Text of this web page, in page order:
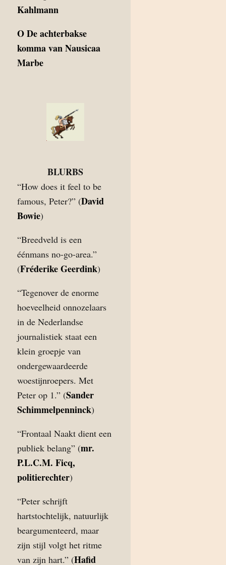
Kahlmann
ODe achterbakse
komma van Nausicaa
Marbe
BLURBS
“How does it feel to be
famous, Peter?” (David
Bowie)
“Breedveld is een
éénmans no-go-area.”
(Fréderike Geerdink)
“Tegenover de enorme
hoeveelheid onnozelaars
in de Nederlandse
journalistiek staat een
klein groepje van
ondergewaardeerde
woestijnroepers. Met
Peter op 1.” (Sander
Schimmelpenninck)
“Frontaal Naakt dient een
publiek belang” (mr.
P.L.C.M. Ficq,
politierechter)
“Peter schrijft
hartstochtelijk, natuurlijk
beargumenteerd, maar
zijn stijl volgt het ritme
van zijn hart.” (Hafid